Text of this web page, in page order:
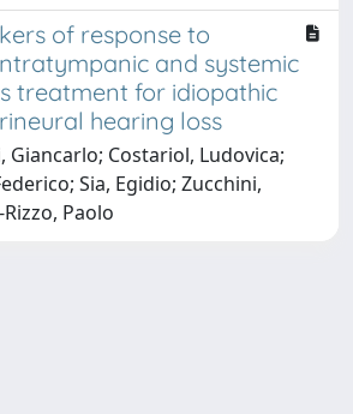
of response to
and systemic
treatment for idiopathic
hearing loss
Giancarlo; Costariol, Ludovica;
Sia, Egidio; Zucchini,
Paolo